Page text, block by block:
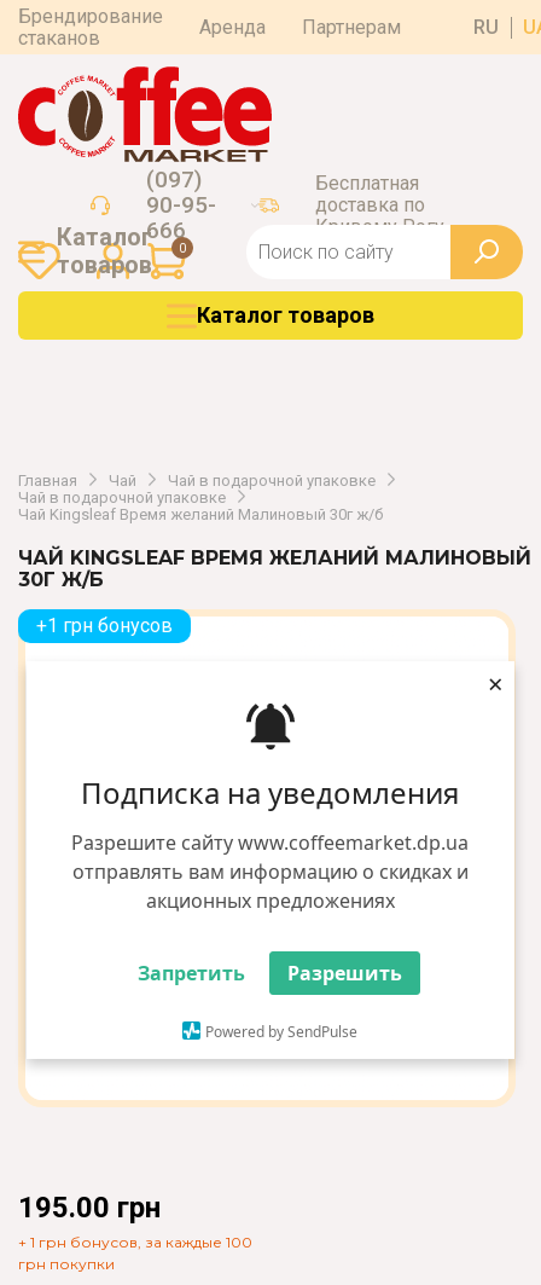
Подписка на уведомления
Разрешите сайту www.coffeemarket.dp.ua
отправлять вам информацию о скидках и
акционных предложениях
Запретить Разрешить
Powered by SendPulse
×
Брендирование
стаканов
Аренда Партнерам RU
(097)
90-95-
666
Бесплатная
доставка по
Кривому Рогу
0
Каталог
товаров
Каталог товаров
Главная Чай
Чай в подарочной упаковке
Чай в подарочной упаковке
Чай Kingsleaf Время желаний Малиновый 30г ж/б
ЧАЙ KINGSLEAF ВРЕМЯ ЖЕЛАНИЙ МАЛИНОВЫЙ
30Г Ж/Б
+1 грн бонусов
195.00 грн
+ 1 грн бонусов, за каждые 100
грн покупки